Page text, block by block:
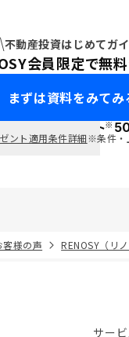
不動産投資はじめてガ
会員限定で無料
まずは資料をみてみ
ポイント※
ント適用条件詳細※条件・
客様の声 RENOSY（リ
サー